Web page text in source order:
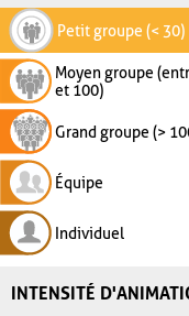
Petit groupe (< 30)
Moyen groupe
et 100)
Grand groupe (>
Équipe
Individuel
INTENSITÉ